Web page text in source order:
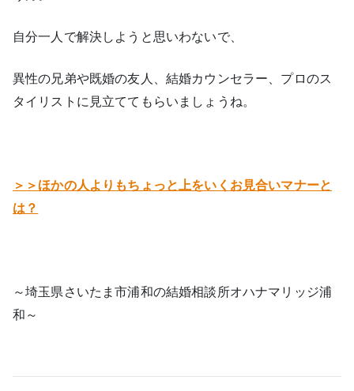
自分一人で解決しようと思いわないで、
異性の兄弟や既婚の友人、結婚カウンセラー、プロのス
タイリストに見立ててもらいましょうね。
＞＞ほかの人よりもちょっと上をいくお見合いマナーと
は？
～埼玉県さいたま市浦和の結婚相談所オハナマリッジ浦
和～